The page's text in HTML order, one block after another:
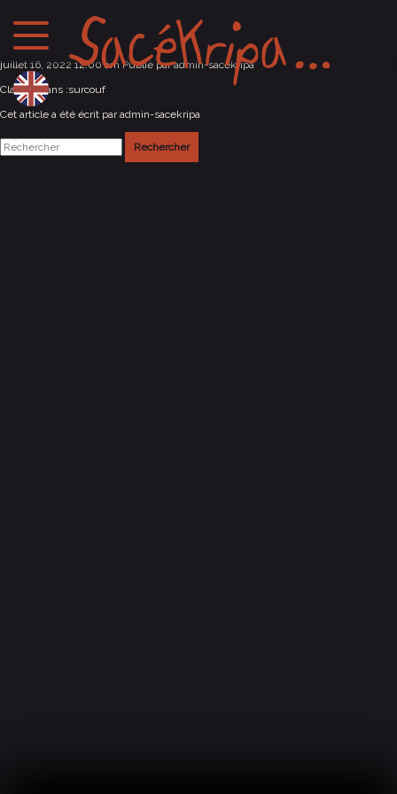
Brugge (Belgique)
juillet 16, 2022 12:00 am Publié paradmin-sacekripa
Classés dans :surcouf
Cet article a été écrit par admin-sacekripa
Rechercher